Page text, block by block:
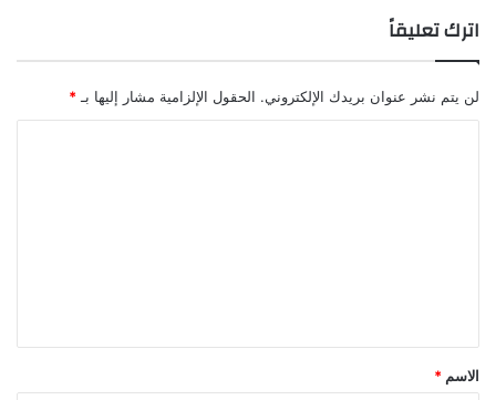
اترك تعليقاً
لن يتم نشر عنوان بريدك الإلكتروني. الحقول الإلزامية مشار إليها بـ *
*
الاسم *